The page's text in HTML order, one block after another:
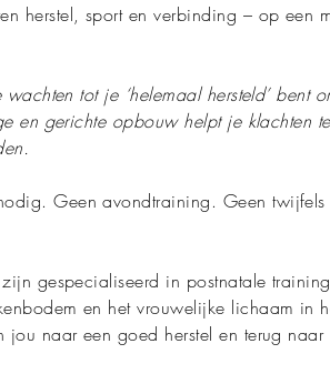
herstel, sport en verbinding – op een
wachten tot je ‘helemaal hersteld’ bent
en gerichte opbouw helpt je klachten
Geen avondtraining. Geen
gespecialiseerd in postnatale
en het vrouwelijke lichaam in
jou naar een goed herstel en terug